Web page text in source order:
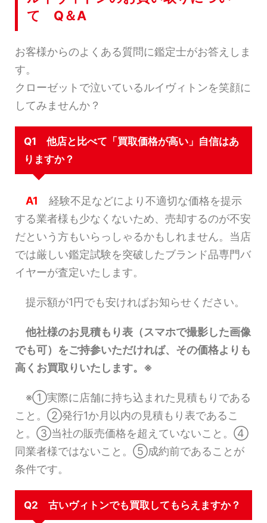
て Q＆A
お客様からのよくある質問に鑑定士がお答えしま
す。
クローゼットで泣いているルイヴィトンを笑顔に
してみませんか？
Q1 他店と比べて「買取価格が高い」自信はあ
りますか？
A1 経験不足などにより不適切な価格を提示
する業者様も少なくないため、売却するのが不安
だという方もいらっしゃるかもしれません。当店
では厳しい鑑定試験を突破したブランド品専門バ
イヤーが査定いたします。
提示額が1円でも安ければお知らせください。
他社様のお見積もり表（スマホで撮影した画像
でも可）をご持参いただければ、その価格よりも
高くお買取りいたします。※
※①実際に店舗に持ち込まれた見積もりである
こと。②発行1か月以内の見積もり表であるこ
と。③当社の販売価格を超えていないこと。④
同業者様ではないこと。⑤成約前であることが
条件です。
Q2 古いヴィトンでも買取してもらえますか？